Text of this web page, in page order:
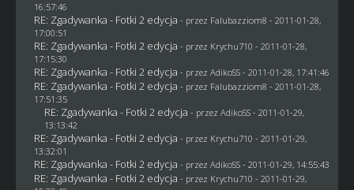
16:57:46
RE: Zgadywanka - Fotki 2 edycja - przez Falubazziom8 - 2011-01-28,
17:00:51
RE: Zgadywanka - Fotki 2 edycja - przez Krychu710 - 2011-01-28,
17:15:30
RE: Zgadywanka - Fotki 2 edycja - przez AdikoSS - 2011-01-28, 17:41:46
RE: Zgadywanka - Fotki 2 edycja - przez Falubazziom8 - 2011-01-28,
17:51:35
RE: Zgadywanka - Fotki 2 edycja - przez AdikoSS - 2011-01-29,
13:13:42
RE: Zgadywanka - Fotki 2 edycja - przez Krychu710 - 2011-01-29,
13:32:01
RE: Zgadywanka - Fotki 2 edycja - przez AdikoSS - 2011-01-29, 14:55:43
RE: Zgadywanka - Fotki 2 edycja - przez Krychu710 - 2011-01-29,